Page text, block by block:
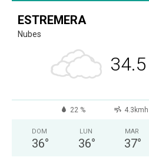
ESTREMERA
Nubes
34.5
22 % 4.3kmh
DOM
36°
LUN
36°
MAR
37°